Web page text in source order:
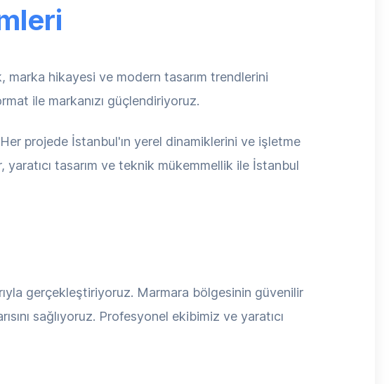
hikayesi ve modern tasarım trendlerini
ile markanızı güçlendiriyoruz.
projede İstanbul'ın yerel dinamiklerini ve işletme
tasarım ve teknik mükemmellik ile İstanbul
gerçekleştiriyoruz. Marmara bölgesinin güvenilir
sağlıyoruz. Profesyonel ekibimiz ve yaratıcı